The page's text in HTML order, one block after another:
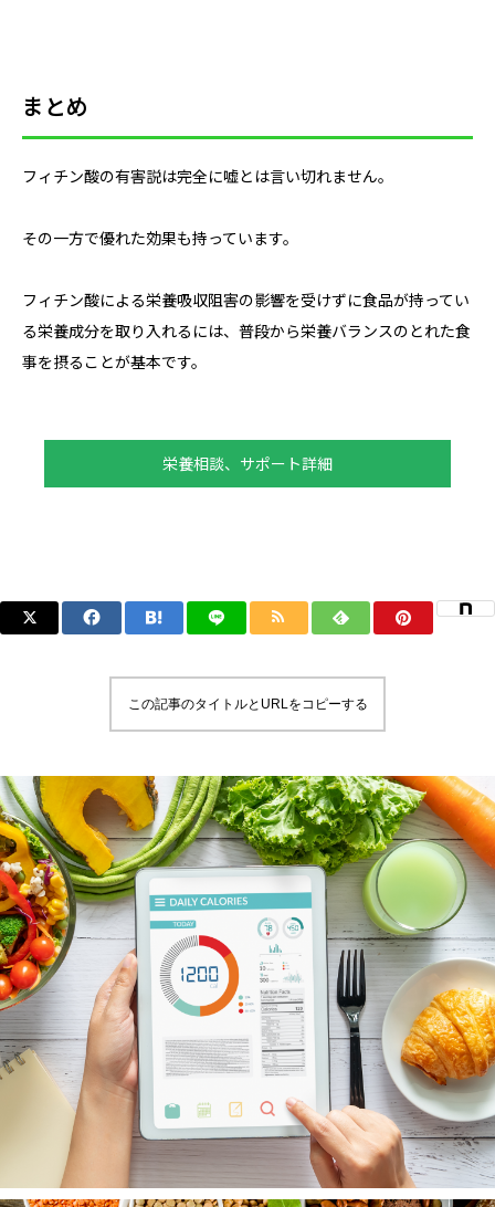
まとめ
フィチン酸の有害説は完全に嘘とは言い切れません。
その一方で優れた効果も持っています。
フィチン酸による栄養吸収阻害の影響を受けずに食品が持ってい
る栄養成分を取り入れるには、普段から栄養バランスのとれた食
事を摂ることが基本です。
栄養相談、サポート詳細
この記事のタイトルとURLをコピーする